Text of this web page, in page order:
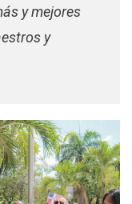
y mejores
y